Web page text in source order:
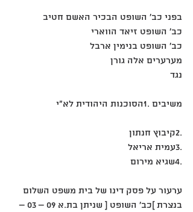
בפני כב' השופט הבכיר האשם חטיב
כב' השופט זיאד הווארי
כב' השופט בנימין ארבל
מערערים אלה גורן
נגד
משיבים .1הסוכנות היהודית לא"י
.2קיבוץ חנתון
.3עמית אריאל
.4שגיא מירום
ערעור על פסק דינו של בית משפט השלום
בנצרת ]כב' השופט [ שניתן בת.א 09 – 03 –